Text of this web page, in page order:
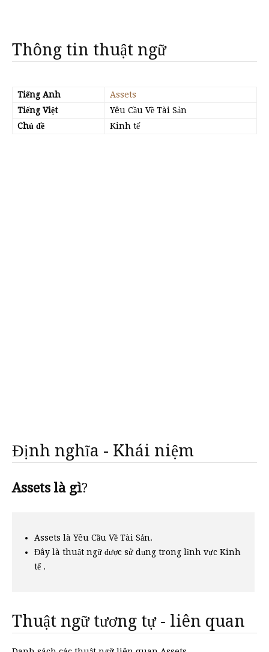
Thông tin thuật ngữ
Tiếng Anh
Assets
Tiếng Việt
Yêu Cầu Về Tài Sản
Chủ đề
Kinh tế
Định nghĩa - Khái niệm
Assets là gì?
Assets là Yêu Cầu Về Tài Sản.
Đây là thuật ngữ được sử dụng trong lĩnh vực Kinh
tế .
Thuật ngữ tương tự - liên quan